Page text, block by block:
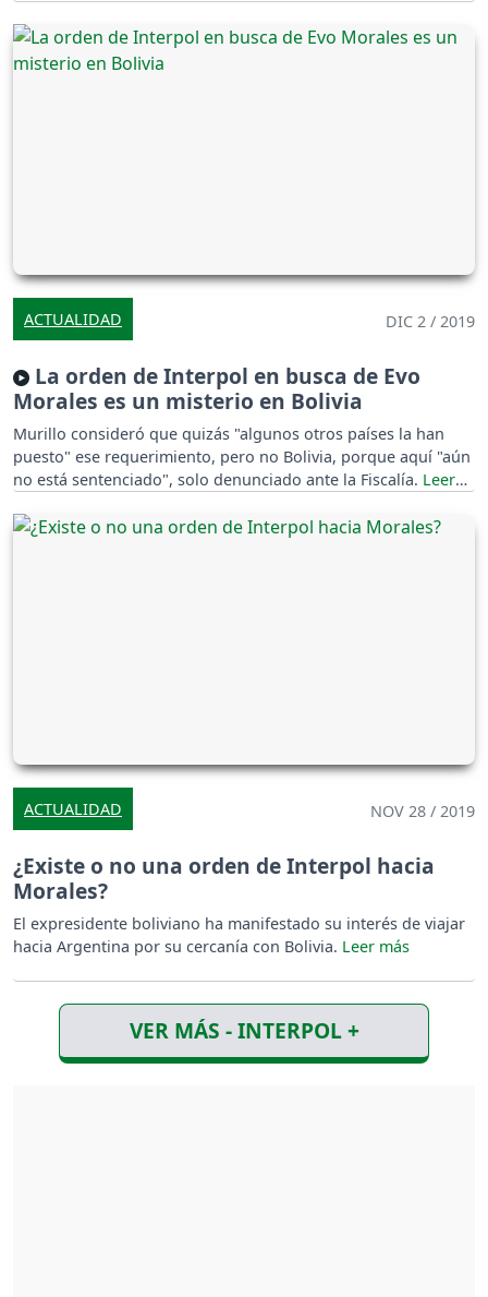
ACTUALIDAD DIC 2 / 2019
La orden de Interpol en busca de Evo
Morales es un misterio en Bolivia
Murillo consideró que quizás "algunos otros países la han
puesto" ese requerimiento, pero no Bolivia, porque aquí "aún
no está sentenciado", solo denunciado ante la Fiscalía.
ACTUALIDAD NOV 28 / 2019
¿Existe o no una orden de Interpol hacia
Morales?
El expresidente boliviano ha manifestado su interés de viajar
hacia Argentina por su cercanía con Bolivia.
VER MÁS - INTERPOL +